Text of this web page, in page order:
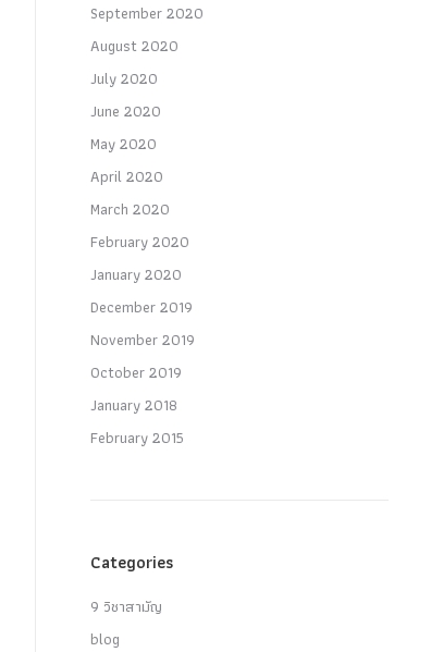
September 2020
August 2020
July 2020
June 2020
May 2020
April 2020
March 2020
February 2020
January 2020
December 2019
November 2019
October 2019
January 2018
February 2015
Categories
9 วิชาสามัญ
blog